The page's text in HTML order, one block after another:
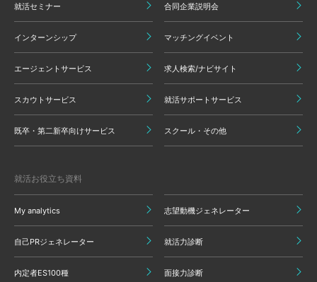
就活セミナー 合同企業説明会
インターンシップ マッチングイベント
エージェントサービス 求人検索/ナビサイト
スカウトサービス 就活サポートサービス
既卒・第二新卒向けサービス スクール・その他
就活お役立ち資料
My analytics 志望動機ジェネレーター
自己PRジェネレーター 就活力診断
内定者ES100種 面接力診断